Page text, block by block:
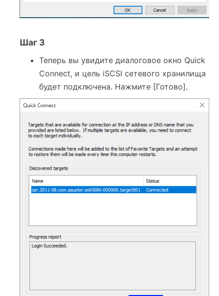
Шаг 3
Теперь вы увидите диалоговое окно Quick
Connect, и цель iSCSI сетевого хранилища
будет подключена. Нажмите [Готово].